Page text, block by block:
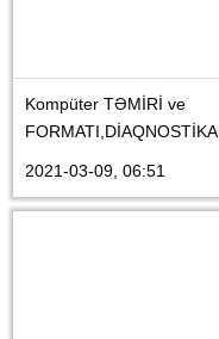
Kompüter TƏMİRİ ve
FORMATI,DİAQNOSTİKA
2021-03-09, 06:51